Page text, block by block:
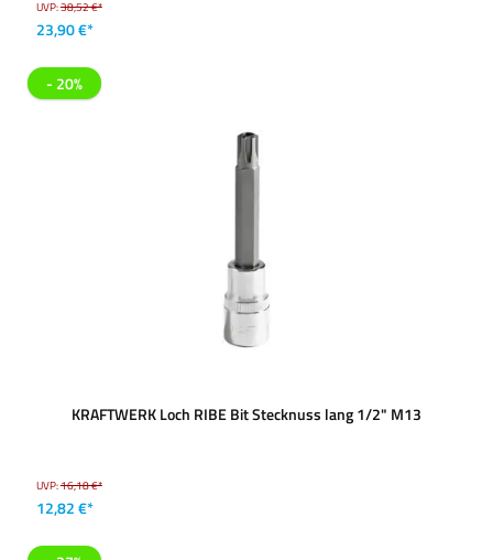
UVP:38,52 €*
23,90 €*
- 20%
KRAFTWERK Loch RIBE Bit Stecknuss lang 1/2" M13
UVP:16,18 €*
12,82 €*